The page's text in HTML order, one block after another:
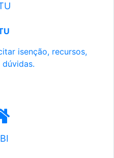
isenção, recursos,